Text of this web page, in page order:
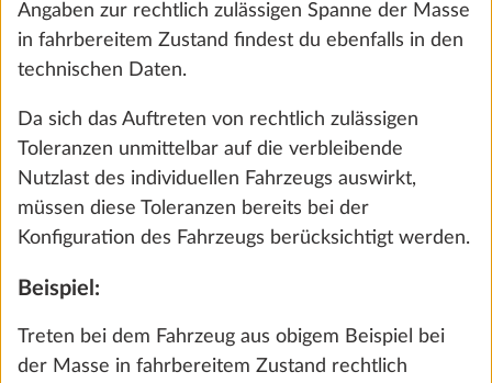
Favorit
Ausstattung konfigurieren
341.0 kg
Angaben zur rechtlich zulässigen Spanne der Masse
in fahrbereitem Zustand findest du ebenfalls in den
technischen Daten.
Da sich das Auftreten von rechtlich zulässigen
Toleranzen unmittelbar auf die verbleibende
Nutzlast des individuellen Fahrzeugs auswirkt,
müssen diese Toleranzen bereits bei der
Konfiguration des Fahrzeugs berücksichtigt werden.
Beispiel:
Treten bei dem Fahrzeug aus obigem Beispiel bei
der Masse in fahrbereitem Zustand rechtlich